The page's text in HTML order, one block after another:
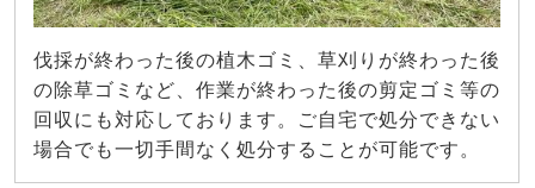
伐採が終わった後の植木ゴミ、草刈りが終わった後
の除草ゴミなど、作業が終わった後の剪定ゴミ等の
回収にも対応しております。ご自宅で処分できない
場合でも一切手間なく処分することが可能です。